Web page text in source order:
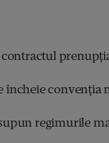
contractul
încheie convenția
regimurile